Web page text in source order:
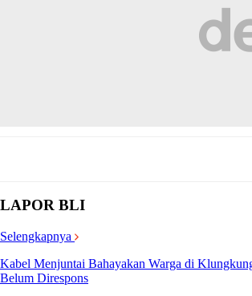
LAPOR BLI
Selengkapnya
Kabel Menjuntai Bahayakan Warga di
Belum Direspons